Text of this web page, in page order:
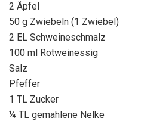
2 Äpfel
50 g Zwiebeln (1 Zwiebel)
2 EL Schweineschmalz
100 ml Rotweinessig
Salz
Pfeffer
1 TL Zucker
¼ TL gemahlene Nelke